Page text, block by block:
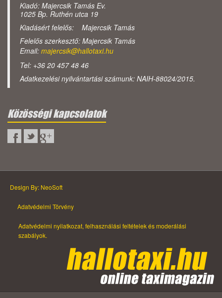
Kiadó: Majercsik Tamás Ev.
1025 Bp. Ruthén utca 19
Kiadásért felelős: Majercsik Tamás
Felelős szerkesztő: Majercsik Tamás
Email: majercsik@hallotaxi.hu
Tel: +36 20 457 48 46
Adatkezelési nyilvántartási számunk: NAIH-88024/2015.
Közösségi kapcsolatok
Design By: NeoSoft
Adatvédelmi Törvény
Adatvédelmi nyilatkozat, felhasználási feltételek és moderálási
szabályok.